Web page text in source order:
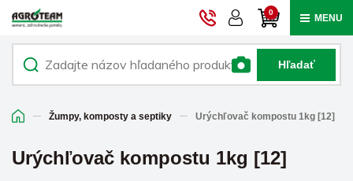
0 MENU
Hľadať
Žumpy, komposty a septiky Urýchľovač kompostu 1kg [12]
Urýchľovač kompostu 1kg [12]